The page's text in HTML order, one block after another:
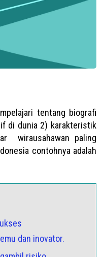
tentang biografi
di dunia 2) karakteristik
wirausahawan paling
contohnya adalah
dan inovator.